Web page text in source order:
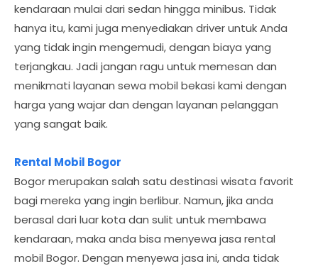
kendaraan mulai dari sedan hingga minibus. Tidak
hanya itu, kami juga menyediakan driver untuk Anda
yang tidak ingin mengemudi, dengan biaya yang
terjangkau. Jadi jangan ragu untuk memesan dan
menikmati layanan sewa mobil bekasi kami dengan
harga yang wajar dan dengan layanan pelanggan
yang sangat baik.
Rental Mobil Bogor
Bogor merupakan salah satu destinasi wisata favorit
bagi mereka yang ingin berlibur. Namun, jika anda
berasal dari luar kota dan sulit untuk membawa
kendaraan, maka anda bisa menyewa jasa rental
mobil Bogor. Dengan menyewa jasa ini, anda tidak